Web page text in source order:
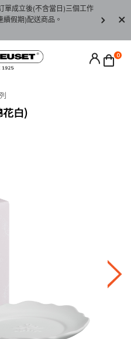
單成立後(不含當日)三個工作
假期)配送商品。
請至
0
花白)